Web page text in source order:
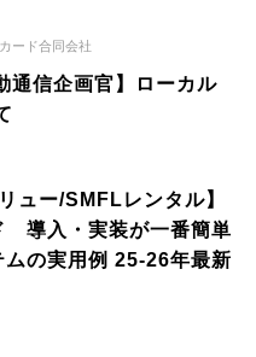
ード合同会社
通信企画官】ローカル
ュー/SMFLレンタル】
導入・実装が一番簡単
の実用例 25-26年最新